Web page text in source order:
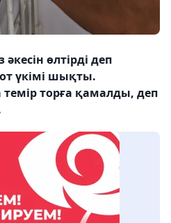
өлтірді деп
үкімі шықты.
торға қамалды, деп